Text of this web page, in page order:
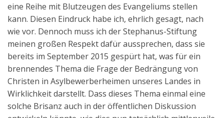
eine Reihe mit Blutzeugen des Evangeliums stellen
kann. Diesen Eindruck habe ich, ehrlich gesagt, nach
wie vor. Dennoch muss ich der Stephanus-Stiftung
meinen großen Respekt dafür aussprechen, dass sie
bereits im September 2015 gespürt hat, was für ein
brennendes Thema die Frage der Bedrängung von
Christen in Asylbewerberheimen unseres Landes in
Wirklichkeit darstellt. Dass dieses Thema einmal eine
solche Brisanz auch in der öffentlichen Diskussion